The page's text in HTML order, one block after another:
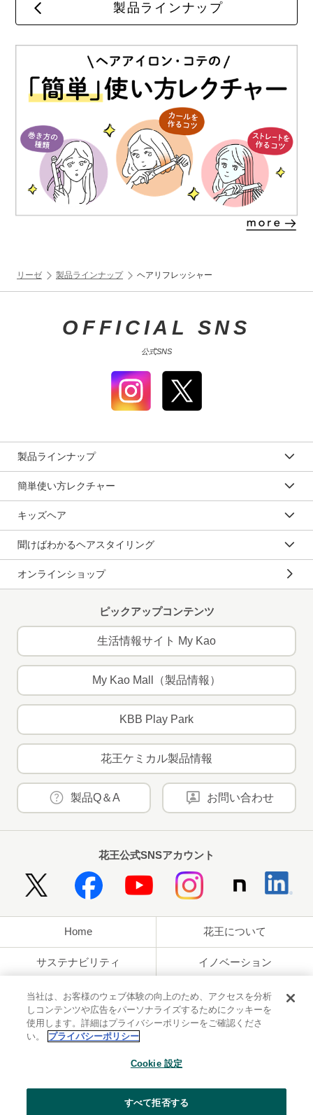
製品ラインナップ
リーゼ 製品ラインナップ ヘアリフレッシャー
OFFICIAL SNS
公式SNS
製品ラインナップ
簡単使い方レクチャー
キッズヘア
聞けばわかるヘアスタイリング
オンラインショップ
ピックアップコンテンツ
生活情報サイト My Kao
My Kao Mall（製品情報）
KBB Play Park
花王ケミカル製品情報
製品Q＆A お問い合わせ
花王公式SNSアカウント
Home 花王について
サステナビリティ イノベーション
ブランド 投資家情報
ニュースルーム 採用情報
花王のアクセシビリティ 個人情報保護方針
当社は、お客様のウェブ体験の向上のため、アクセスを分析
しコンテンツや広告をパーソナライズするためにクッキーを
使用します。詳細はプライバシーポリシーをご確認くださ
い。
プライバシーポリシー
Cookie 設定
すべて拒否する